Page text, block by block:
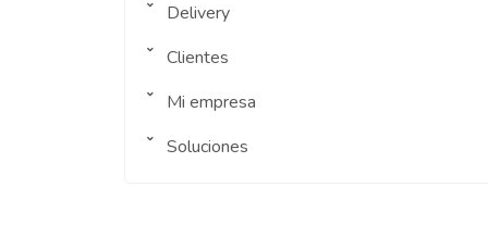
Delivery
Clientes
Mi empresa
Soluciones